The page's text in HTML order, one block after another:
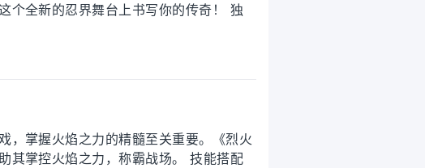
个全新的忍界舞台上书写你的传奇！ 独
，掌握火焰之力的精髓至关重要。《烈火
其掌控火焰之力，称霸战场。 技能搭配